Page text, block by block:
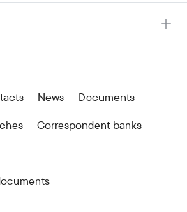
News
Documents
Correspondent banks